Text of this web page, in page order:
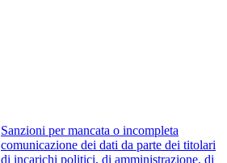
Sanzioni per mancata o incompleta
comunicazione dei dati da parte dei titolari
di incarichi politici, di amministrazione, di